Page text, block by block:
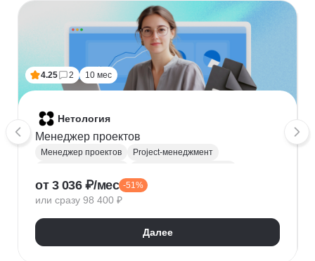
4.25 2 10 мес
Нетология
Менеджер проектов
Менеджер проектов
Project-менеджмент
Нейронные сети
Управление рисками
Kanban
Scrum
Управление проектами
Тайм-менеджмент
Управление удаленной командой
от 3 036 ₽/мес -51%
или сразу 98 400 ₽
Далее